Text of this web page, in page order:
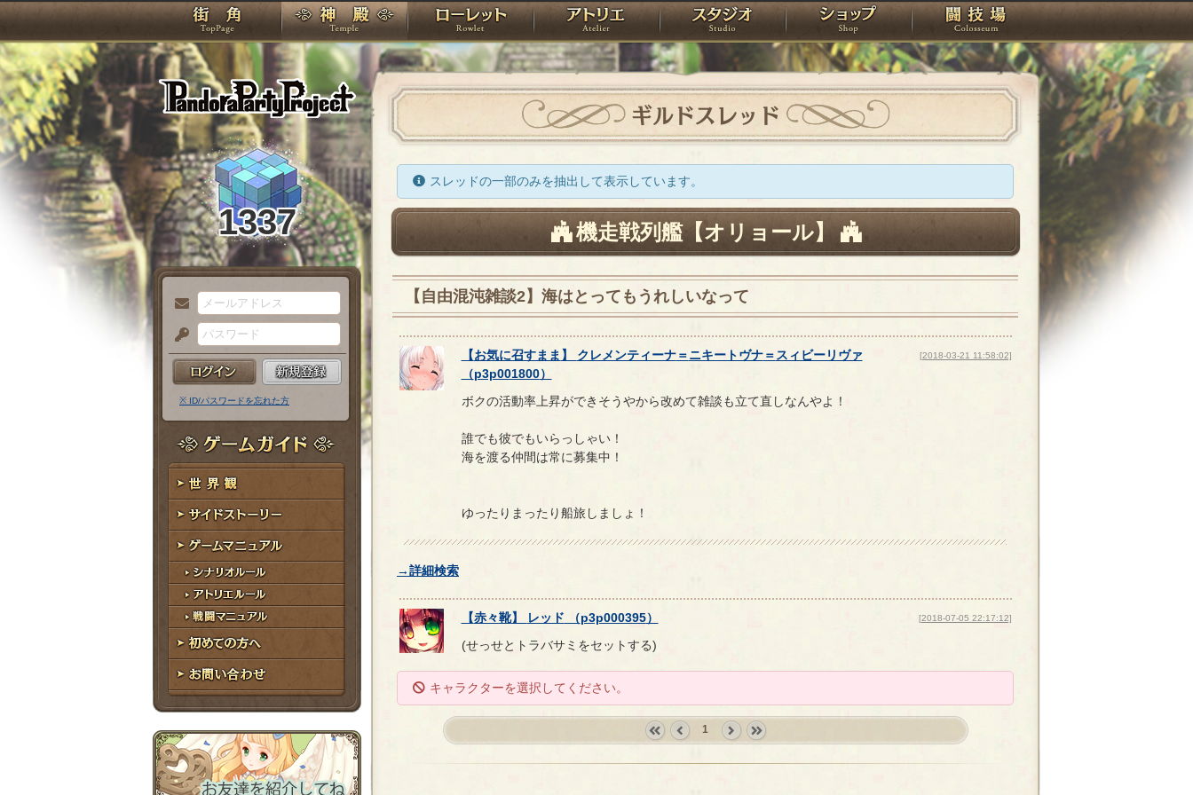
PandoraPartyProject
TOP 神殿 ローレット アトリエ スタジオ ショップ 闘技場
1337
メ
ー
ル
ア
ド
レ
ス
パ
ス
ー
ド
※ ID/パスワードを忘れた方
ゲームガイド
世界観
サイドストーリー
ゲームマニュアル
シナリオルール
アトリエルール
戦闘マニュアル
初めての方へ
お問い合わせ
ギルドスレッド
スレッドの一部のみを抽出して表示しています。
機走戦列艦【オリョール】
【自由混沌雑談2】海はとってもうれしいなって
【お気に召すまま 】 クレメンティーナ＝ニキートヴナ＝ スィビーリヴァ
（p3p001800）
[2018-03-21 11:58:02]
ボクの活動率上昇ができそうやから改めて雑談も立て直しなんやよ！
誰でも彼でもいらっしゃい！
海を渡る仲間は常に募集中！
ゆったりまったり船旅しましょ！
→詳細検索
【赤々靴】 レッド （p3p000395） [2018-07-05 22:17:12]
(せっせとトラバサミをセットする)
キャラクターを選択してください。
1